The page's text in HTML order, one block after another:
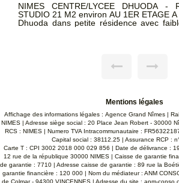
IV -
studio
NIMES CENTRE AMIRAL
STUDIO 35 M2
charges, agréable
TTC DONT 106€ TTC PR
Mentions légales
Affichage des informations légales : Agence Grand Nîmes |
NIMES | Adresse siège social : 20 Place Jean Robert - 30000
RCS : NIMES | Numero TVA Intracommunautaire :
Capital social : 38112.25 | Assurance RCP :
Carte T : CPI 3002 2018 000 029 856 | Date de délivrance :
12 rue de la république 30000 NIMES | Caisse de garantie
de garantie : 7710 | Adresse caisse de garantie : 89 rue la
garantie financière : 120 000 | Nom du médiateur : ANM
de Colmar - 94300 VINCENNES | Adresse du site : anm-